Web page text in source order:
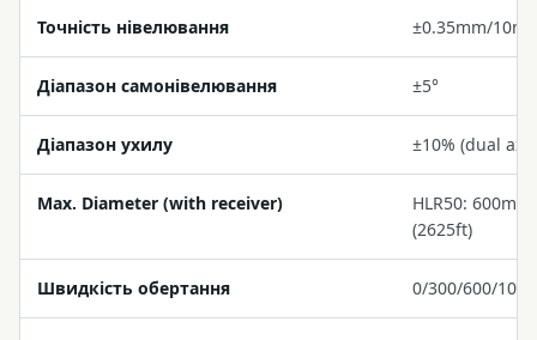
Точність нівелювання ±0.35mm/10m
Діапазон самонівелювання ±5°
Діапазон ухилу ±10% (dual
Max. Diameter (with receiver)
HLR50: 600m
(2625ft)
Швидкість обертання 0/300/600/